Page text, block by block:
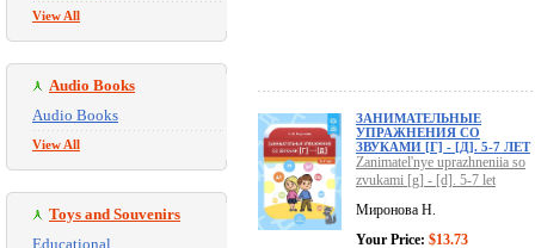
View All
Audio Books
Audio Books
View All
Toys and Souvenirs
Educational
ЗАНИМАТЕЛЬНЫЕ
УПРАЖНЕНИЯ СО
ЗВУКАМИ [Г] - [Д]. 5-7 ЛЕТ
Zanimatel'nye uprazhneniia so
zvukami [g] - [d]. 5-7 let
Миронова Н.
Your Price: $13.73